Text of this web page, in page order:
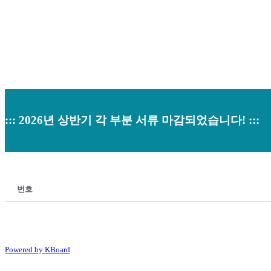
::: 2026년 상반기 각 부분 서류 마감되었습니다! :::
번호
Powered by KBoard